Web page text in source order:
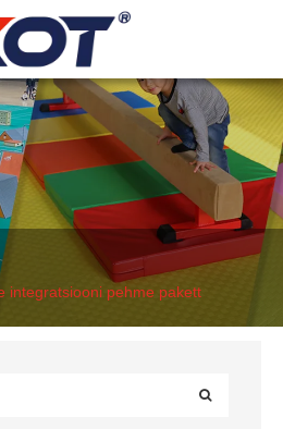
integratsiooni pehme pakett